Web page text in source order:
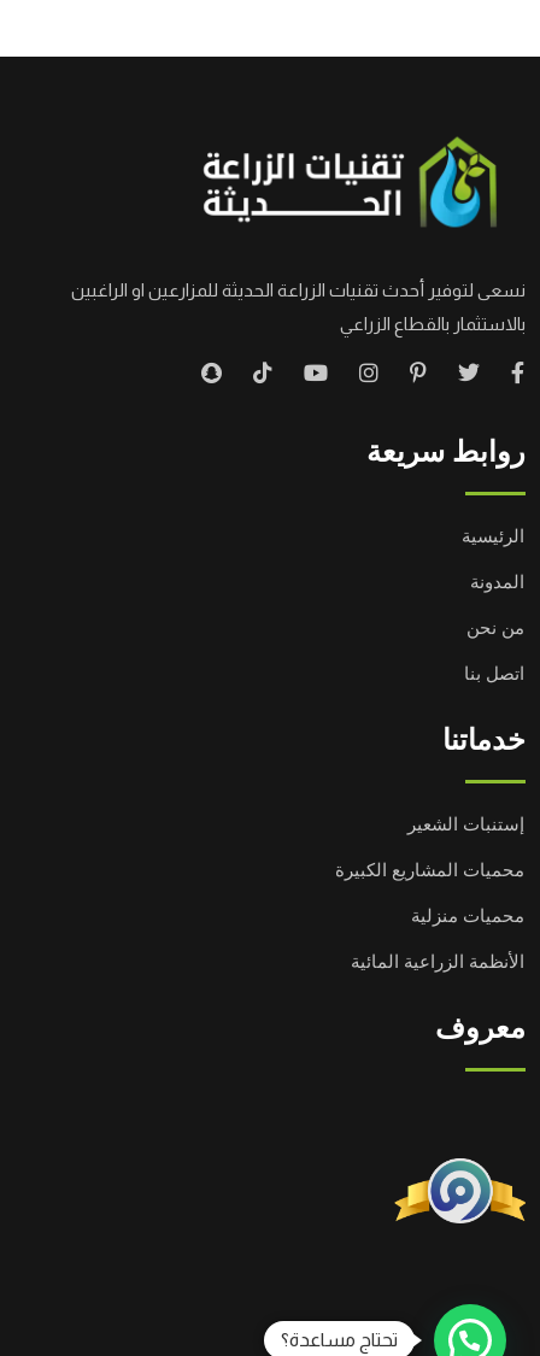
نسعى لتوفير أحدث تقنيات الزراعة الحديثة للمزارعين او الراغبين
بالاستثمار بالقطاع الزراعي
روابط سريعة
الرئيسية
المدونة
من نحن
اتصل بنا
خدماتنا
إستنبات الشعير
محميات المشاريع الكبيرة
محميات منزلية
الأنظمة الزراعية المائية
معروف
تحتاج مساعدة؟